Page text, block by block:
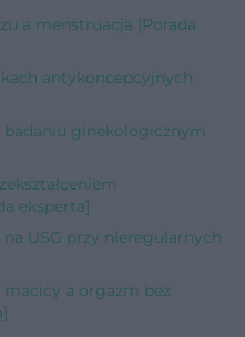
a menstruacja [Porada
antykoncepcyjnych
ginekologicznym
eksperta]
USG przy nieregularnych
macicy a orgazm bez